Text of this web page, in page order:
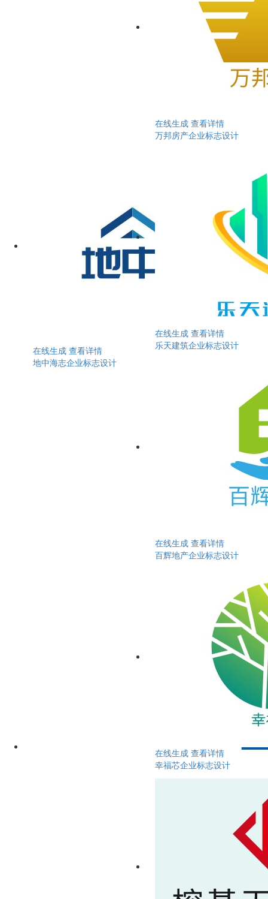
在线生成 查看详情
万邦房产企业标志设计
在线生成 查看详情
地中海志企业标志设计
在线生成 查看详情
乐天建筑企业标志设计
在线生成 查看详情
百辉地产企业标志设计
在线生成 查看详情
幸福芯企业标志设计